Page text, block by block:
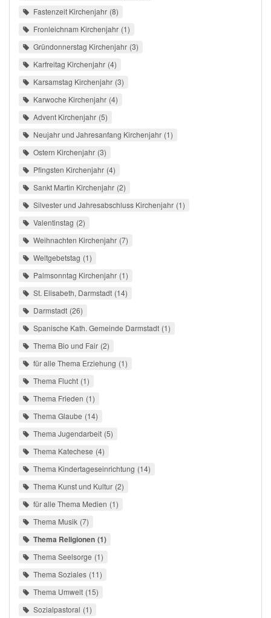
Fastenzeit Kirchenjahr 8
Fronleichnam Kirchenjahr 1
Gründonnerstag Kirchenjahr 3
Karfreitag Kirchenjahr 4
Karsamstag Kirchenjahr 3
Karwoche Kirchenjahr 4
Advent Kirchenjahr 5
Neujahr und Jahresanfang Kirchenjahr 1
Ostern Kirchenjahr 3
Pfingsten Kirchenjahr 4
Sankt Martin Kirchenjahr 2
Silvester und Jahresabschluss Kirchenjahr 1
Valentinstag 2
Weihnachten Kirchenjahr 7
Weltgebetstag 1
Palmsonntag Kirchenjahr 1
St. Elisabeth, Darmstadt 14
Darmstadt 26
Spanische Kath. Gemeinde Darmstadt 1
Thema Bio und Fair 2
für alle Thema Erziehung 1
Thema Flucht 1
Thema Frieden 1
Thema Glaube 14
Thema Jugendarbeit 5
Thema Katechese 4
Thema Kindertageseinrichtung 14
Thema Kunst und Kultur 2
für alle Thema Medien 1
Thema Musik 7
Thema Religionen 1
Thema Seelsorge 1
Thema Soziales 11
Thema Umwelt 15
Sozialpastoral 1